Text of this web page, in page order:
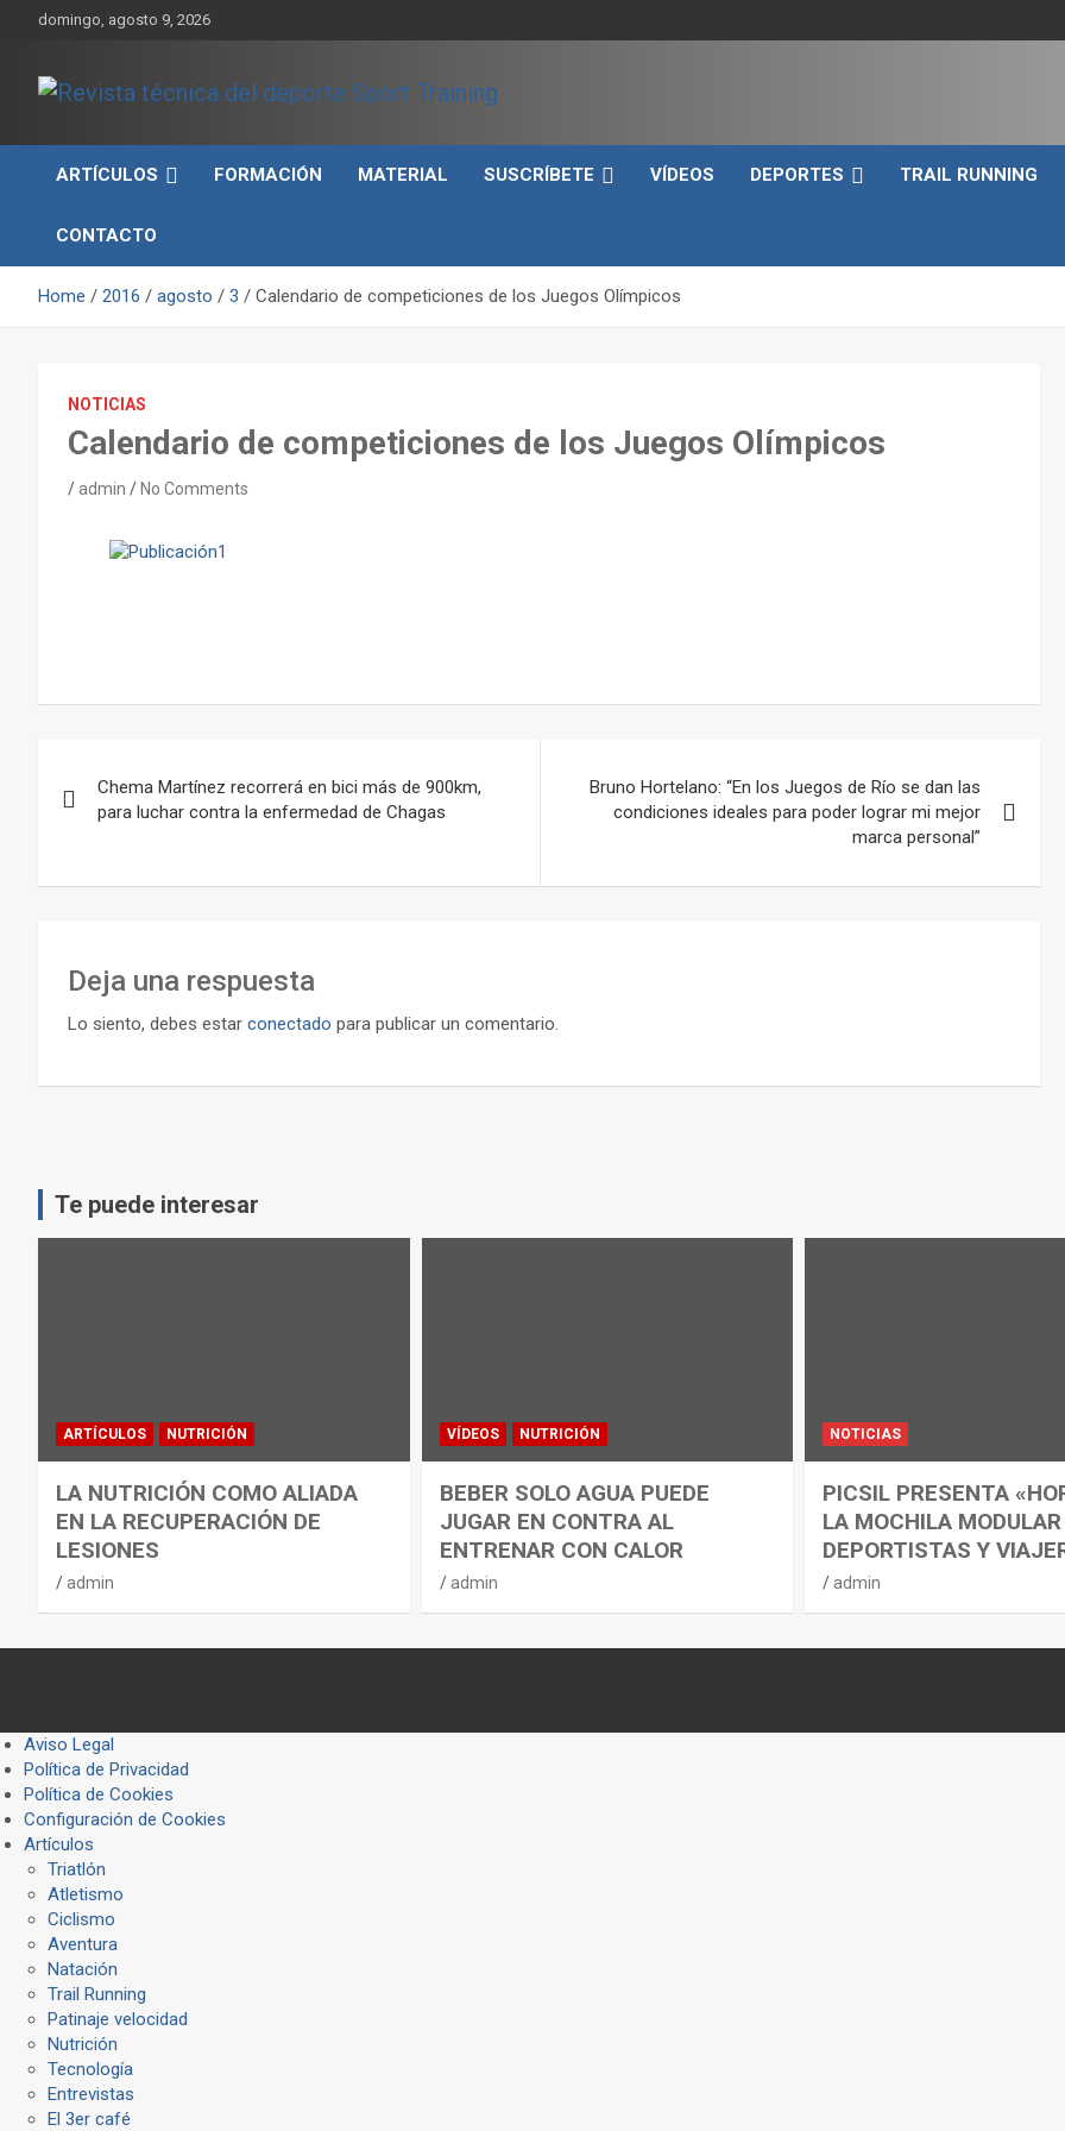
domingo, agosto 9, 2026
Revista técnica del
deporte Sport Training
rendimiento, nutrición y entrenamiento.
ARTÍCULOS
FORMACIÓN MATERIAL SUSCRÍBETE VÍDEOS DEPORTES TRAIL RUNNING
CONTACTO
Home 2016 agosto 3 Calendario de competiciones de los Juegos Olímpicos
NOTICIAS
Calendario de competiciones de los Juegos Olímpicos
admin No Comments
de
Chema Martínez recorrerá en bici más de 900km,
para luchar contra la enfermedad de Chagas
Bruno Hortelano: “En los Juegos de Río se dan las
condiciones ideales para poder lograr mi mejor
marca personal”
Deja una respuesta
Lo siento, debes estar conectado para publicar un comentario.
Te puede interesar
ARTÍCULOS NUTRICIÓN
LA NUTRICIÓN COMO ALIADA
EN LA RECUPERACIÓN DE
LESIONES
admin
VÍDEOS NUTRICIÓN
BEBER SOLO AGUA PUEDE
JUGAR EN CONTRA AL
ENTRENAR CON CALOR
admin
NOTICIAS
PICSIL PRESENTA
LA MOCHILA
DEPORTISTAS Y
admin
Aviso Legal
Política de Privacidad
Política de Cookies
Configuración de Cookies
Artículos
Triatlón
Atletismo
Ciclismo
Aventura
Natación
Trail Running
Patinaje velocidad
Nutrición
Tecnología
Entrevistas
El 3er café